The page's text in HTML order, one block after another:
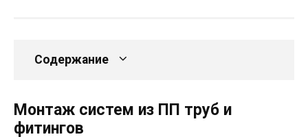
Содержание
Монтаж систем из ПП труб и
фитингов